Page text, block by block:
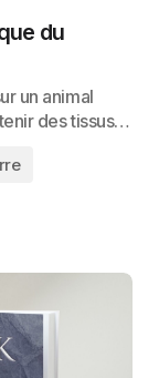
du
un animal
des tissus…